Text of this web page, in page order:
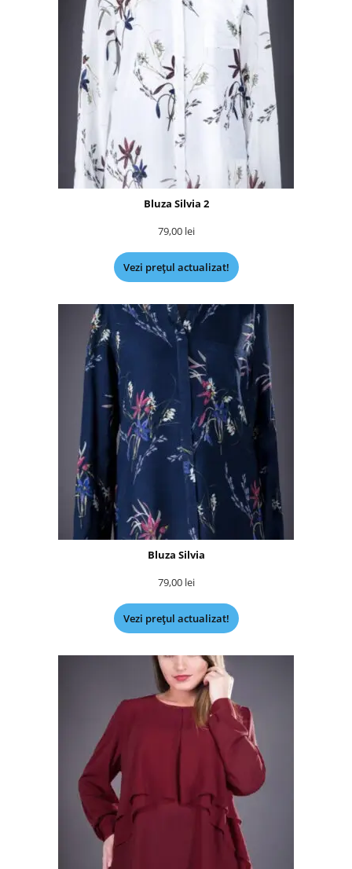
Bluza Silvia 2
79,00 lei
Vezi prețul actualizat!
Bluza Silvia
79,00 lei
Vezi prețul actualizat!